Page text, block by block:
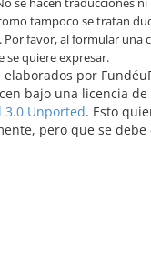
por
bajo una licencia de
3.0 Unported. Esto
pero que se